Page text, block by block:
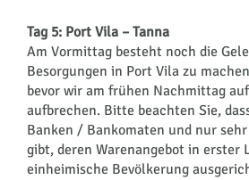
Tag 5: Port Vila – Tanna
Am Vormittag besteht noch die
Besorgungen in Port Vila zu
bevor wir am frühen Nachmittag
aufbrechen. Bitte beachten Sie,
Banken / Bankomaten und nur
gibt, deren Warenangebot in erster
einheimische Bevölkerung